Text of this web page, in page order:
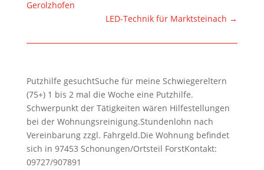
Gerolzhofen
LED-Technik für Marktsteinach →
Putzhilfe gesuchtSuche für meine Schwiegereltern
(75+) 1 bis 2 mal die Woche eine Putzhilfe.
Schwerpunkt der Tätigkeiten wären Hilfestellungen
bei der Wohnungsreinigung.Stundenlohn nach
Vereinbarung zzgl. Fahrgeld.Die Wohnung befindet
sich in 97453 Schonungen/Ortsteil ForstKontakt:
09727/907891